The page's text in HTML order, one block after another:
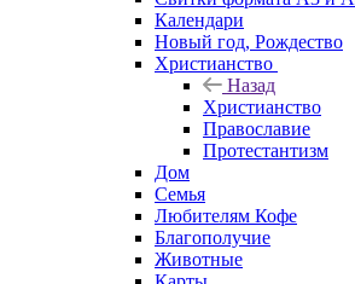
Календари
Новый год, Рождество
Христианство
Назад
Христианство
Православие
Протестантизм
Дом
Семья
Любителям Кофе
Благополучие
Животные